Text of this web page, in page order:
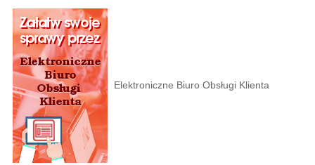
Elektroniczne Biuro Obsługi Klienta